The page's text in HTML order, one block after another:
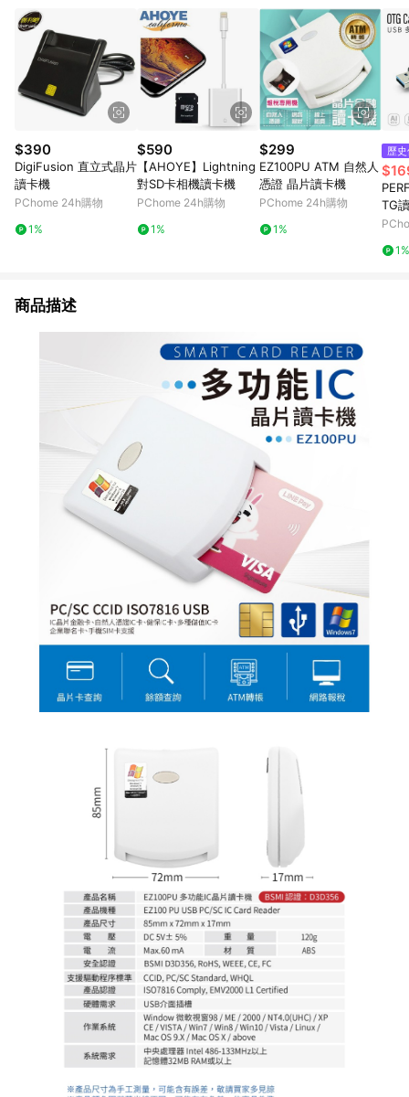
$390
DigiFusion 直立式晶片
讀卡機
PChome 24h購物
1%
$590
【AHOYE】Lightning
對SD卡相機讀卡機
PChome 24h購物
1%
$299
EZ100PU ATM 自然人
憑證 晶片讀卡機
PChome 24h購物
1%
歷
TG
用
1%
商品描述